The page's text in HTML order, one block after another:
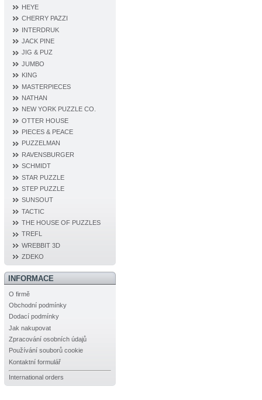
HEYE
CHERRY PAZZI
INTERDRUK
JACK PINE
JIG & PUZ
JUMBO
KING
MASTERPIECES
NATHAN
NEW YORK PUZZLE CO.
OTTER HOUSE
PIECES & PEACE
PUZZELMAN
RAVENSBURGER
SCHMIDT
STAR PUZZLE
STEP PUZZLE
SUNSOUT
TACTIC
THE HOUSE OF PUZZLES
TREFL
WREBBIT 3D
ZDEKO
INFORMACE
O firmě
Obchodní podmínky
Dodací podmínky
Jak nakupovat
Zpracování osobních údajů
Používání souborů cookie
Kontaktní formulář
International orders